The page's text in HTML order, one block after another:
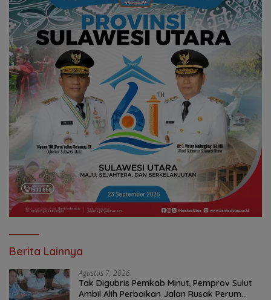
Berita Lainnya
Agustus 7, 2026
Tak Digubris Pemkab Minut, Pemprov Sulut
Ambil Alih Perbaikan Jalan Rusak Perum